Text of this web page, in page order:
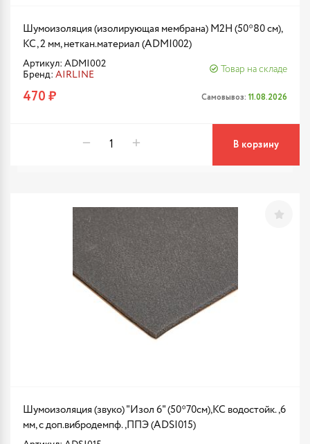
Шумоизоляция (изолирующая мембрана) М2Н (50*80 см),
КС, 2 мм, неткан.материал (ADMI002)
Артикул: ADMI002
Бренд: AIRLINE
Товар на складе
470 ₽ Самовывоз: 11.08.2026
В корзину
Шумоизоляция (звуко) "Изол 6" (50*70см),КС водостойк.,6
мм, с доп.вибродемпф.,ППЭ (ADSI015)